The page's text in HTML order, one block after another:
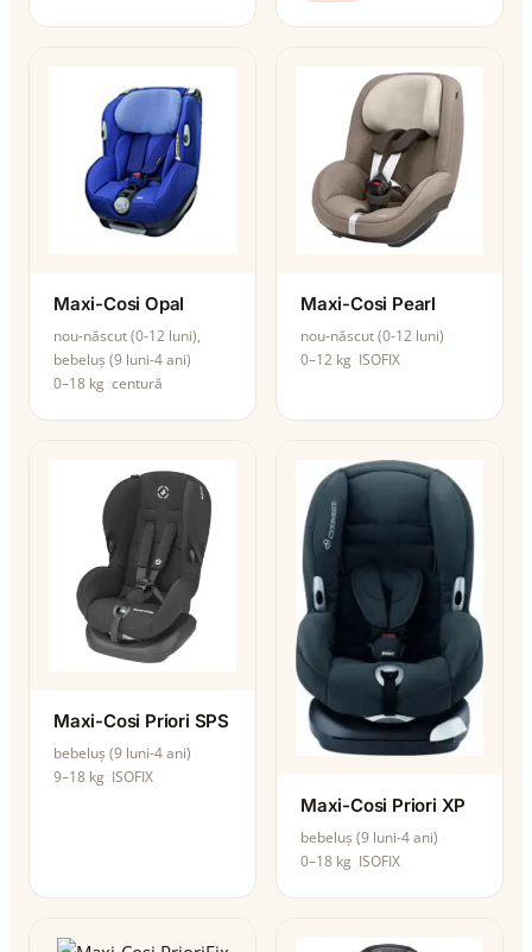
Maxi-Cosi Opal
nou-născut (0-12 luni),
bebeluș (9 luni-4 ani)
0–18 kg centură
Maxi-Cosi Pearl
nou-născut (0-12 luni)
0–12 kg ISOFIX
Maxi-Cosi Priori SPS
bebeluș (9 luni-4 ani)
9–18 kg ISOFIX
Maxi-Cosi Priori XP
bebeluș (9 luni-4 ani)
0–18 kg ISOFIX